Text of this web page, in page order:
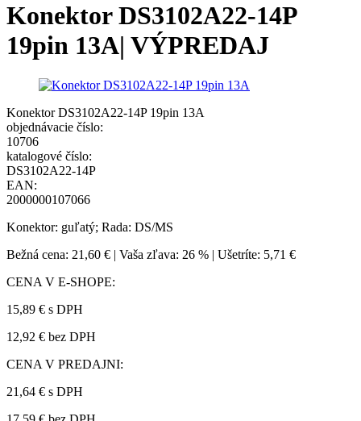
Konektor DS3102A22-14P
19pin 13A| VÝPREDAJ
Konektor DS3102A22-14P 19pin 13A
objednávacie číslo:
10706
katalogové číslo:
DS3102A22-14P
EAN:
2000000107066
Konektor: guľatý; Rada: DS/MS
Bežná cena: 21,60 € | Vaša zľava: 26 % | Ušetríte: 5,71 €
CENA V E-SHOPE:
15,89 € s DPH
12,92 € bez DPH
CENA V PREDAJNI:
21,64 € s DPH